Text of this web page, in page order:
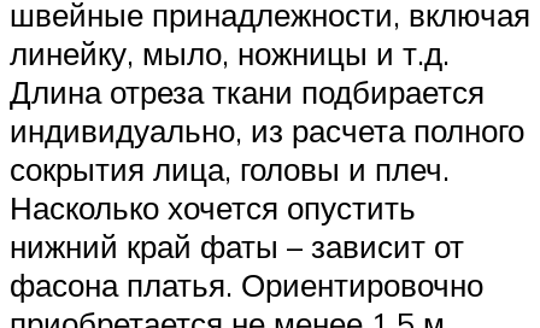
швейные принадлежности, включая
линейку, мыло, ножницы и т.д.
Длина отреза ткани подбирается
индивидуально, из расчета полного
сокрытия лица, головы и плеч.
Насколько хочется опустить
нижний край фаты – зависит от
фасона платья. Ориентировочно